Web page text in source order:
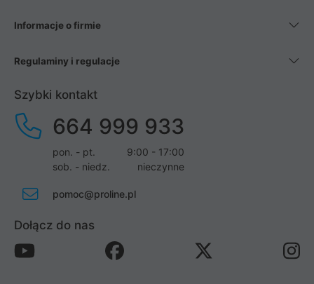
Informacje o firmie
Regulaminy i regulacje
Szybki kontakt
664 999 933
pon. - pt.
9:00 - 17:00
sob. - niedz.
nieczynne
pomoc@proline.pl
Dołącz do nas